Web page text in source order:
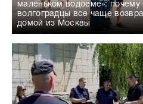
маленьком водоеме»:
волгоградцы все чаще
домой из Москвы